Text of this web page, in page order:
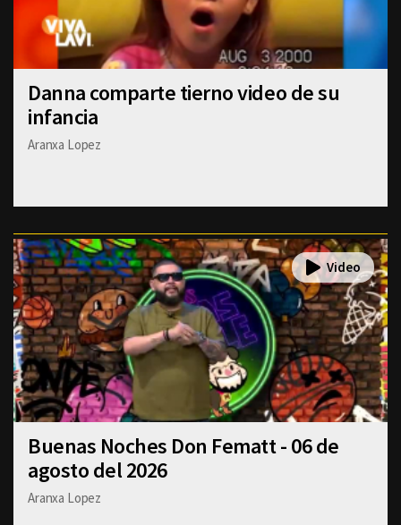
Danna comparte tierno video de su
infancia
Aranxa Lopez
Buenas Noches Don Fematt - 06 de
agosto del 2026
Aranxa Lopez